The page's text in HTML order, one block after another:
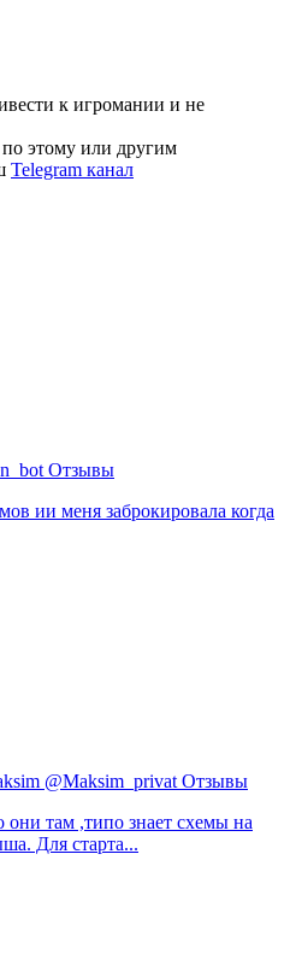
к игромании и не
этому или другим
Telegram канал
Отзывы
ии меня заброкировала когда
@Maksim_privat Отзывы
там ,типо знает схемы на
Для старта...